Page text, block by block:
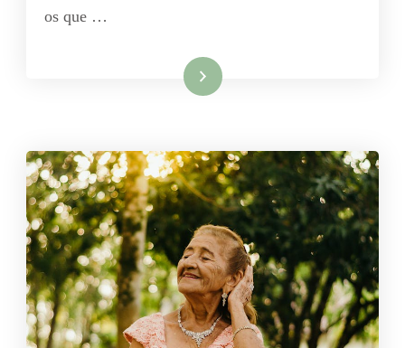
os que …
Leia mais